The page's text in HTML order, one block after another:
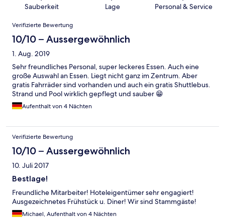
Sauberkeit Lage Personal & Service
Bewertungen
Verifizierte Bewertung
10/10 – Aussergewöhnlich
1. Aug. 2019
Sehr freundliches Personal, super leckeres Essen. Auch eine
große Auswahl an Essen. Liegt nicht ganz im Zentrum. Aber
gratis Fahrräder sind vorhanden und auch ein gratis Shuttlebus.
Strand und Pool wirklich gepflegt und sauber 😁
Aufenthalt von 4 Nächten
Verifizierte Bewertung
10/10 – Aussergewöhnlich
10. Juli 2017
Bestlage!
Freundliche Mitarbeiter! Hoteleigentümer sehr engagiert!
Ausgezeichnetes Frühstück u. Diner! Wir sind Stammgäste!
Michael, Aufenthalt von 4 Nächten